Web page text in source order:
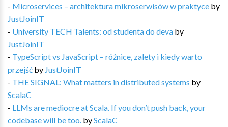
- Microservices – architektura mikroserwisów w praktyce by
JustJoinIT
- University TECH Talents: od studenta do deva by
JustJoinIT
- TypeScript vs JavaScript – różnice, zalety i kiedy warto
przejść by JustJoinIT
- THE SIGNAL: What matters in distributed systems by
ScalaC
- LLMs are mediocre at Scala. If you don’t push back, your
codebase will be too. byScalaC